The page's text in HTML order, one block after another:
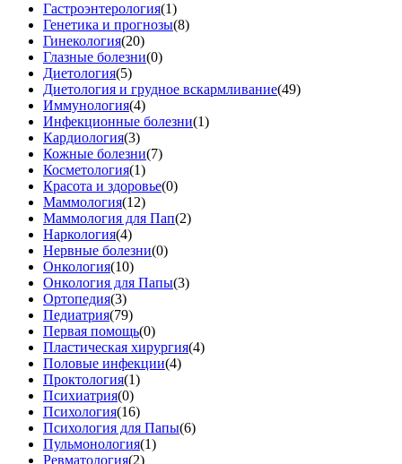
Гастроэнтерология(1)
Генетика и прогнозы(8)
Гинекология(20)
Глазные болезни(0)
Диетология(5)
Диетология и грудное вскармливание(49)
Иммунология(4)
Инфекционные болезни(1)
Кардиология(3)
Кожные болезни(7)
Косметология(1)
Красота и здоровье(0)
Маммология(12)
Маммология для Пап(2)
Наркология(4)
Нервные болезни(0)
Онкология(10)
Онкология для Папы(3)
Ортопедия(3)
Педиатрия(79)
Первая помощь(0)
Пластическая хирургия(4)
Половые инфекции(4)
Проктология(1)
Психиатрия(0)
Психология(16)
Психология для Папы(6)
Пульмонология(1)
Ревматология(2)